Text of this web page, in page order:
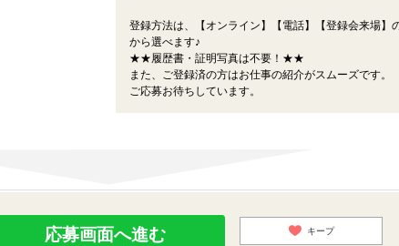
登録方法は、【オンライン】【電話】【登録会来場】
から選べます♪
★★履歴書・証明写真は不要！★★
また、ご登録済の方はお仕事の紹介がスムーズです。
ご応募お待ちしています。
応募画面へ進む キープ